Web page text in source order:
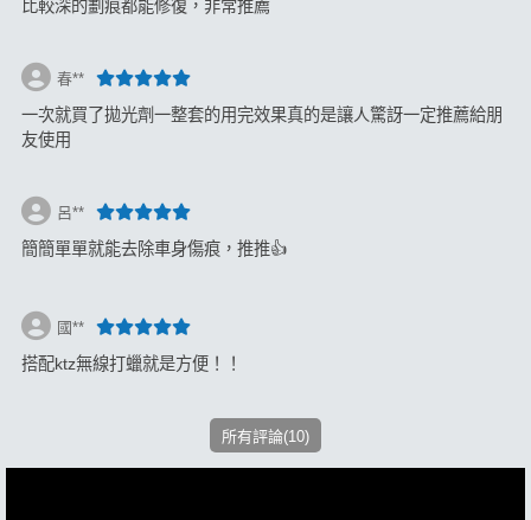
比較深的劃痕都能修復，非常推薦
春**
一次就買了拋光劑一整套的用完效果真的是讓人驚訝一定推薦給朋
友使用
呂**
簡簡單單就能去除車身傷痕，推推👍
國**
搭配ktz無線打蠟就是方便！！
所有評論(10)